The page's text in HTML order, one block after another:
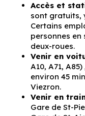
Accès et
sont gratuits,
Certains
personnes
deux-roues.
Venir en
A10, A71,
environ 45
Viezron.
Venir en
Gare de St-